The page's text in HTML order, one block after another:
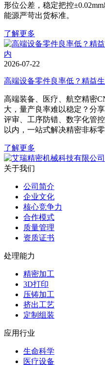
形位公差，稳定把控
能源严苛出货标准。
了解更多
2026-07-22
高端设备零件良率低？精益
高端装备、医疗、航空精密
大，量产良率难以稳定？分
评审、工序防错、数字化管
以内，一站式解决精密非标零
了解更多
关于我们
公司简介
企业文化
核心竞争力
合作模式
质量管理
资质证书
处理能力
精密加工
3D打印
压铸加工
挤出工艺
定制组装
应用行业
生命科学
医疗设备